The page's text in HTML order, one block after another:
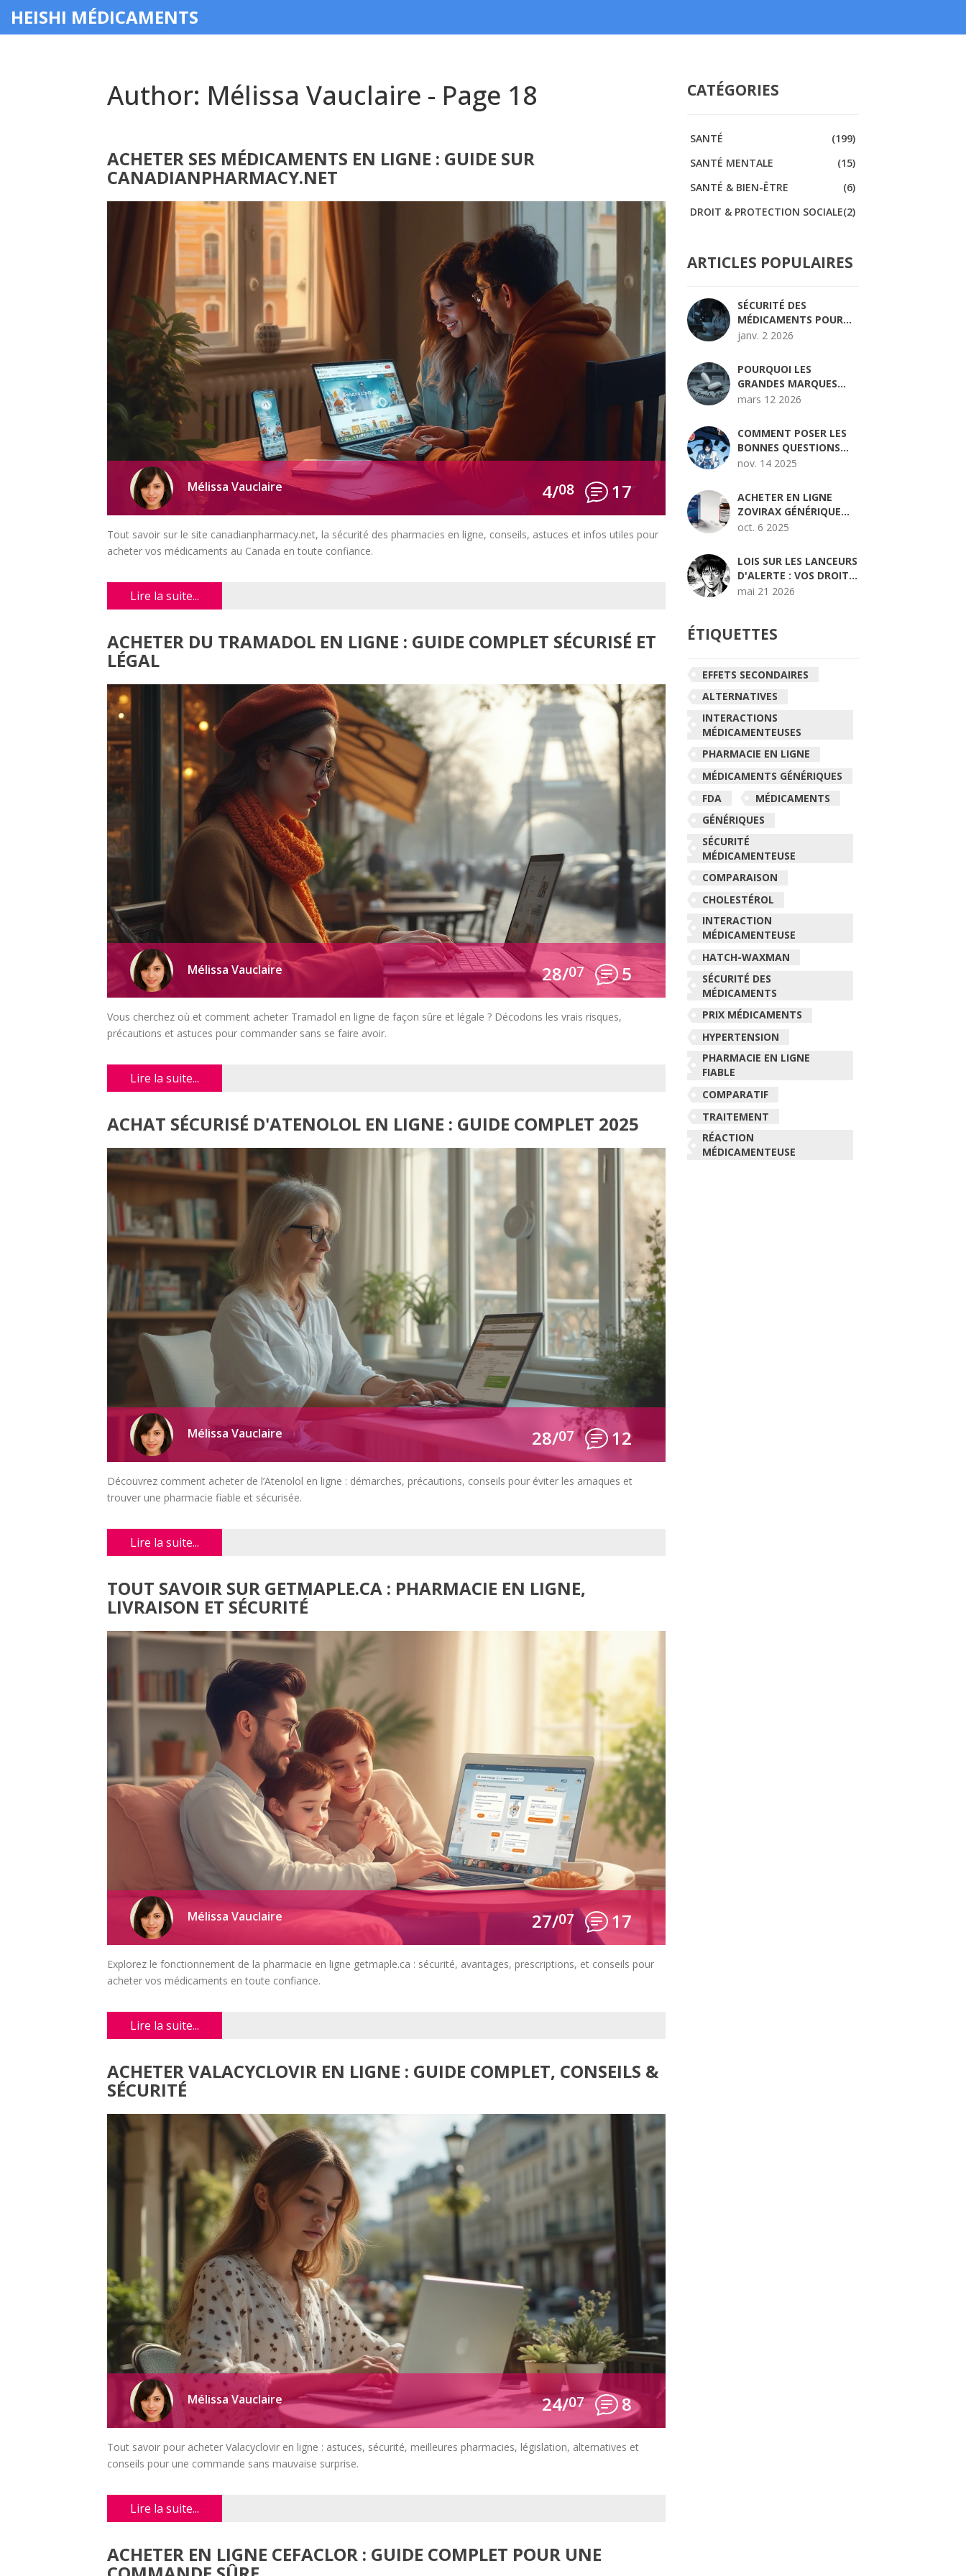
HEISHI MÉDICAMENTS
Author: Mélissa Vauclaire - Page 18
ACHETER SES MÉDICAMENTS EN LIGNE : GUIDE SUR
CANADIANPHARMACY.NET
Mélissa Vauclaire 4/08 17
Tout savoir sur le site canadianpharmacy.net, la sécurité des pharmacies en ligne, conseils, astuces et infos utiles pour
acheter vos médicaments au Canada en toute confiance.
Lire la suite...
ACHETER DU TRAMADOL EN LIGNE : GUIDE COMPLET SÉCURISÉ ET
LÉGAL
Mélissa Vauclaire 28/07 5
Vous cherchez où et comment acheter Tramadol en ligne de façon sûre et légale ? Décodons les vrais risques,
précautions et astuces pour commander sans se faire avoir.
Lire la suite...
ACHAT SÉCURISÉ D'ATENOLOL EN LIGNE : GUIDE COMPLET 2025
Mélissa Vauclaire 28/07 12
Découvrez comment acheter de l’Atenolol en ligne : démarches, précautions, conseils pour éviter les arnaques et
trouver une pharmacie fiable et sécurisée.
Lire la suite...
TOUT SAVOIR SUR GETMAPLE.CA : PHARMACIE EN LIGNE,
LIVRAISON ET SÉCURITÉ
Mélissa Vauclaire 27/07 17
Explorez le fonctionnement de la pharmacie en ligne getmaple.ca : sécurité, avantages, prescriptions, et conseils pour
acheter vos médicaments en toute confiance.
Lire la suite...
ACHETER VALACYCLOVIR EN LIGNE : GUIDE COMPLET, CONSEILS &
SÉCURITÉ
Mélissa Vauclaire 24/07 8
Tout savoir pour acheter Valacyclovir en ligne : astuces, sécurité, meilleures pharmacies, législation, alternatives et
conseils pour une commande sans mauvaise surprise.
Lire la suite...
ACHETER EN LIGNE CEFACLOR : GUIDE COMPLET POUR UNE
CATÉGORIES
SANTÉ
(199)
SANTÉ MENTALE
(15)
SANTÉ & BIEN-ÊTRE
(6)
DROIT & PROTECTION SOCIALE(2)
ARTICLES POPULAIRES
SÉCURITÉ DES
MÉDICAMENTS POUR
LES AIDANTS :
PROCHES DES ERREURS
janv. 2 2026
POURQUOI LES
GRANDES MARQUES
PHARMACEUTIQUES
GÉNÉRIQUES
AUTORISÉS : STRATÉGIE
EXPLIQUÉE
mars 12 2026
COMMENT POSER LES
BONNES QUESTIONS
SUR LES INTERACTIONS
AVEC UNE NOUVELLE
ORDONNANCE
nov. 14 2025
ACHETER EN LIGNE
ZOVIRAX GÉNÉRIQUE
PAS CHER - GUIDE
oct. 6 2025
LOIS SUR LES LANCEURS
D'ALERTE : VOS DROITS
ET PROTECTIONS EN
mai 21 2026
ÉTIQUETTES
EFFETS SECONDAIRES
ALTERNATIVES
INTERACTIONS
MÉDICAMENTEUSES
PHARMACIE EN LIGNE
MÉDICAMENTS GÉNÉRIQUES
FDA
MÉDICAMENTS
GÉNÉRIQUES
SÉCURITÉ
MÉDICAMENTEUSE
COMPARAISON
CHOLESTÉROL
INTERACTION
MÉDICAMENTEUSE
HATCH-WAXMAN
SÉCURITÉ DES
MÉDICAMENTS
PRIX MÉDICAMENTS
HYPERTENSION
PHARMACIE EN LIGNE
FIABLE
COMPARATIF
TRAITEMENT
RÉACTION
MÉDICAMENTEUSE